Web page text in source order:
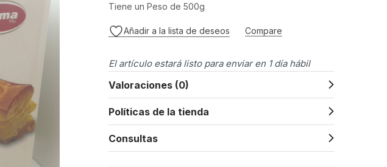
Tiene un Peso de 500g
Añadir a la lista de deseos Compare
El artículo estará listo para enviar en 1 día hábil
Valoraciones (0)
Políticas de la tienda
Consultas